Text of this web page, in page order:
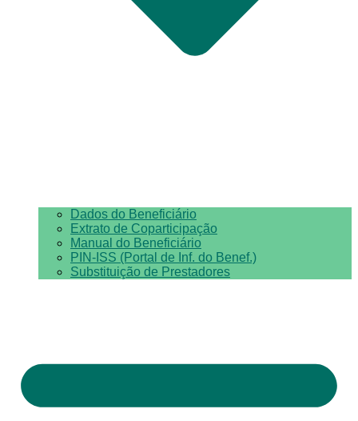
Dados do Beneficiário
Extrato de Coparticipação
Manual do Beneficiário
PIN-ISS (Portal de Inf. do Benef.)
Substituição de Prestadores